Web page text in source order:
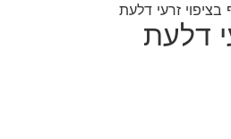
זרעי דלעת
דלעת